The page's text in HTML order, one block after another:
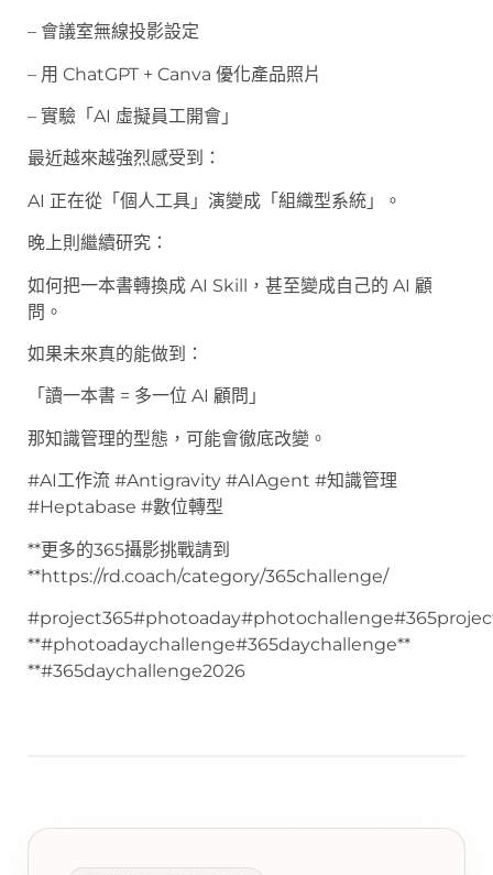
– 會議室無線投影設定
– 用 ChatGPT + Canva 優化產品照片
– 實驗「AI 虛擬員工開會」
最近越來越強烈感受到：
AI 正在從「個人工具」演變成「組織型系統」。
晚上則繼續研究：
如何把一本書轉換成 AI Skill，甚至變成自己的 AI 顧
問。
如果未來真的能做到：
「讀一本書 = 多一位 AI 顧問」
那知識管理的型態，可能會徹底改變。
#AI工作流 #Antigravity #AIAgent #知識管理
#Heptabase #數位轉型
**更多的365攝影挑戰請到
**https://rd.coach/category/365challenge/
**#photoadaychallenge#365daychallenge**
**#365daychallenge2026